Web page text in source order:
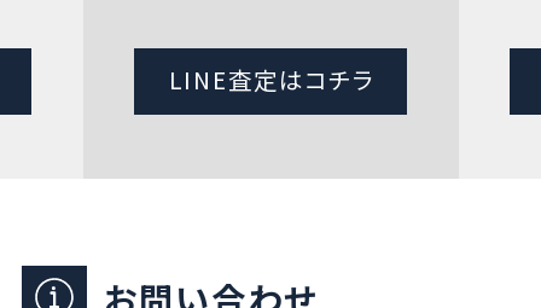
LINE査定はコチラ
お問い合わせ